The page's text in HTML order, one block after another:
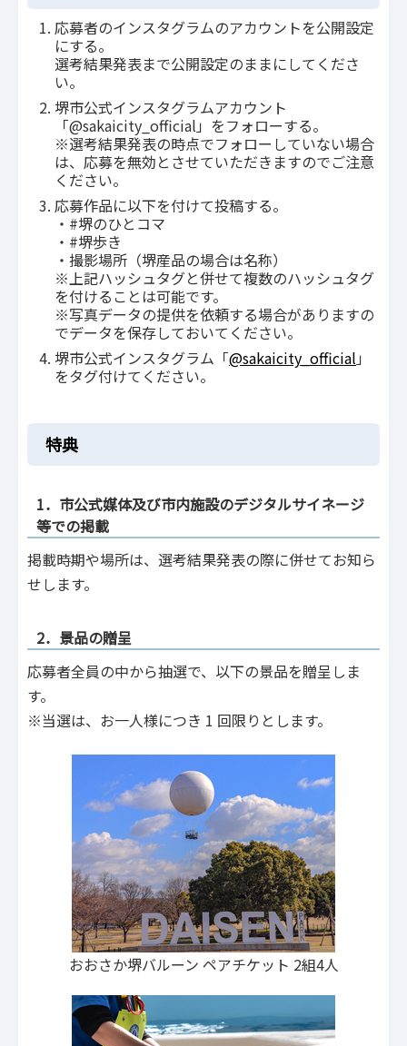
応募者のインスタグラムのアカウントを公開設定
にする。
選考結果発表まで公開設定のままにしてくださ
い。
堺市公式インスタグラムアカウント
「@sakaicity_official」をフォローする。
※選考結果発表の時点でフォローしていない場合
は、応募を無効とさせていただきますのでご注意
ください。
応募作品に以下を付けて投稿する。
・#堺のひとコマ
・#堺歩き
・撮影場所（堺産品の場合は名称）
※上記ハッシュタグと併せて複数のハッシュタグ
を付けることは可能です。
※写真データの提供を依頼する場合がありますの
でデータを保存しておいてください。
堺市公式インスタグラム「@sakaicity_official 」
をタグ付けてください。
特典
1．市公式媒体及び市内施設のデジタルサイネージ
等での掲載
掲載時期や場所は、選考結果発表の際に併せてお知ら
せします。
2．景品の贈呈
応募者全員の中から抽選で、以下の景品を贈呈しま
す。
※当選は、お一人様につき 1 回限りとします。
おおさか堺バルーン ペアチケット 2組4人